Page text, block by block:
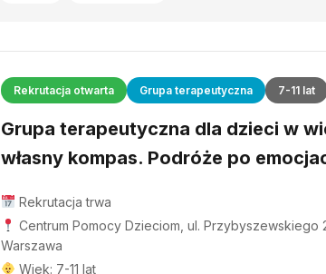
Rekrutacja otwarta Grupa terapeutyczna 7-11 lat
Grupa terapeutyczna dla dzieci w
własny kompas. Podróże po
Rekrutacja trwa
Centrum Pomocy Dzieciom, ul. Przybyszewskiego
Warszawa
Wiek: 7-11 lat